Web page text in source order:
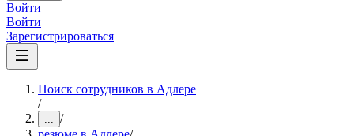
Войти
Войти
Зарегистрироваться
Поиск сотрудников в Адлере
/
... /